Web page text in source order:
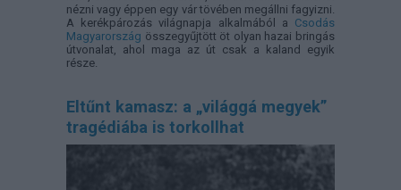
nézni vagy éppen egy vár tövében megállni fagyizni.
A kerékpározás világnapja alkalmából a Csodás
Magyarország összegyűjtött öt olyan hazai bringás
útvonalat, ahol maga az út csak a kaland egyik
része.
Eltűnt kamasz: a „világgá megyek”
tragédiába is torkollhat